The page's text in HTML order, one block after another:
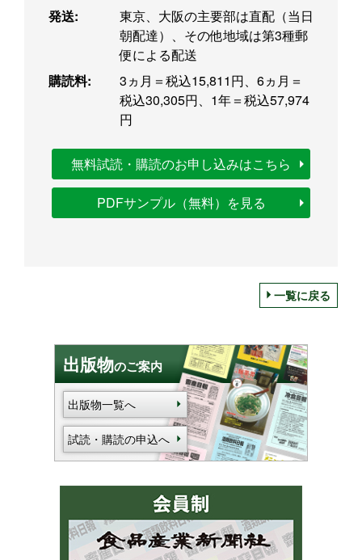
発送:
東京、大阪の主要部は直配（当日
朝配達）、その他地域は第3種郵
便による配送
購読料:
3ヵ月＝税込15,811円、6ヵ月＝
税込30,305円、1年＝税込57,974
円
無料試読・購読のお申し込みはこちら
PDFサンプル（無料）を見る
一覧に戻る
出版物のご案内
出版物一覧へ
試読・購読の申込へ